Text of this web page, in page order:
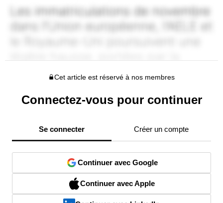
Cet article est réservé à nos membres
Connectez-vous pour continuer
Se connecter Créer un compte
Continuer avec Google
Continuer avec Apple